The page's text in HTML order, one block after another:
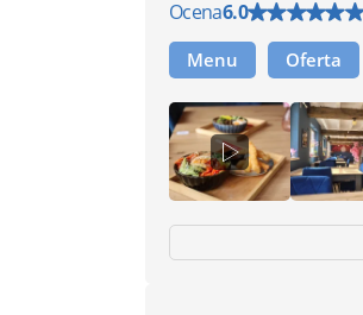
Ocena6.0
Menu Oferta